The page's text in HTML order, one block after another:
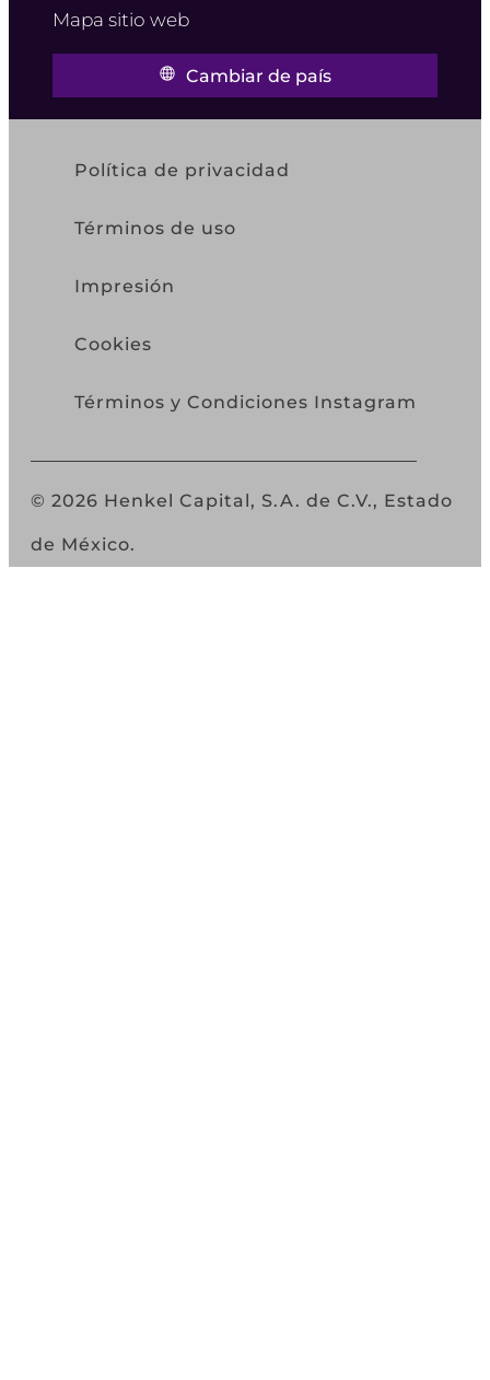
Mapa sitio web
Cambiar de país
Política de privacidad
Términos de uso
Impresión
Cookies
Términos y Condiciones Instagram
© 2026 Henkel Capital, S.A. de C.V., Estado
de México.